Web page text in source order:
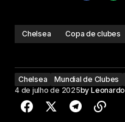
Chelsea Copa de clubes
Chelsea Mundial de Clubes
4 de julho de 2025by